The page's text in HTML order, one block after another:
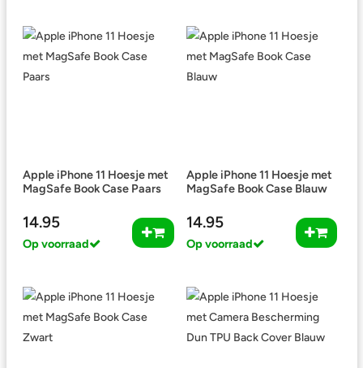
Apple iPhone 11 Hoesje met
MagSafe Book Case Paars
14.95
Op voorraad
Apple iPhone 11 Hoesje met
MagSafe Book Case Blauw
14.95
Op voorraad